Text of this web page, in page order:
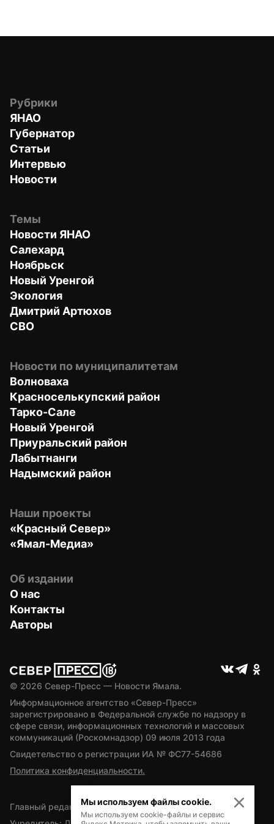
Рубрики
ЯНАО
Губернатор
Статьи
Интервью
Новости
Темы
Новости ЯНАО
Салехард
Ноябрьск
Новый Уренгой
Экология
Дмитрий Артюхов
СВО
Новости по муниципалитетам
Волноваха
Красноселькупский район
Тарко-Сале
Новый Уренгой
Приуральский район
Лабытнанги
Надымский район
Наши проекты
«Красный Север»
«Ямал-Медиа»
Об издании
О нас
Контакты
Авторы
© 2026 Север-Пресс — Новости Ямала.
Информационное агентство «Север-Пресс»
зарегистрировано в Федеральной службе по надзору в
сфере связи, информационных технологий и массовых
коммуникаций (Роскомнадзор) 09 июля 2013 года
Свидетельство о регистрации ИА № ФС77-54686
Политика конфиденциальности.
Главный редактор — А.Л. Поздеев
Мы используем файлы cookie.
Мы используем cookie-файлы и сервис